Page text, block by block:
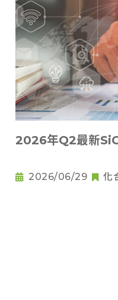
2026年Q2最新
2026/06/29 化